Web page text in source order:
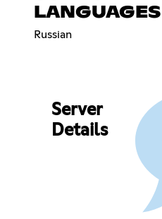
LANGUAGES
Russian
Server
Details